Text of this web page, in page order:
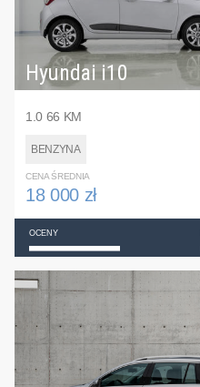
Hyundai i10
1.0 66 KM
BENZYNA
CENA ŚREDNIA
18 000 zł
OCENY